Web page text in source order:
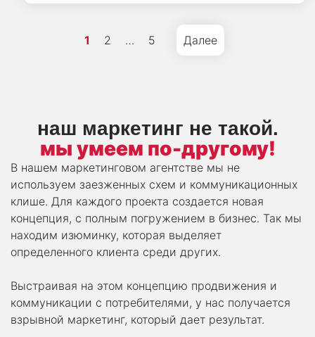
Навигация
1 2 … 5 Далее
наш маркетинг не такой.
мы умеем по-другому!
В нашем маркетинговом агентстве мы не
используем заезженных схем и коммуникационных
клише. Для каждого проекта создается новая
концепция, с полным погружением в бизнес. Так мы
находим изюминку, которая выделяет
определенного клиента среди других.
Выстраивая на этом концепцию продвижения и
коммуникации с потребителями, у нас получается
взрывной маркетинг, который дает результат.